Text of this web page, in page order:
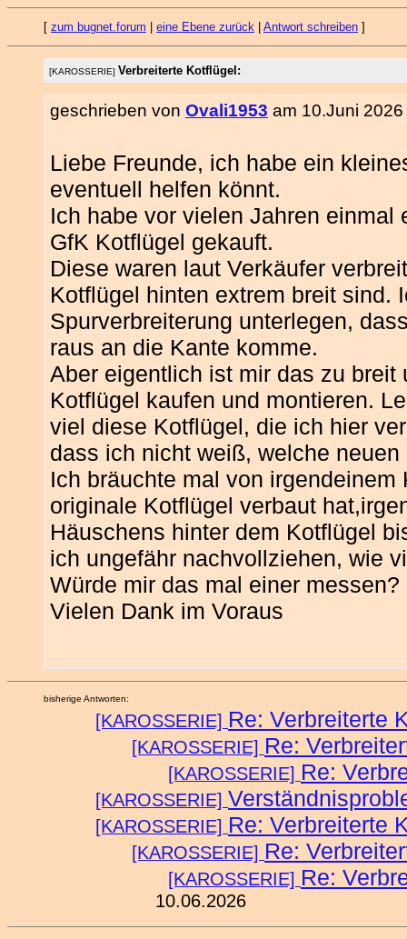
[ zum bugnet.forum eine Ebene zurück Antwort schreiben ]
[KAROSSERIE] Verbreiterte Kotflügel:
geschrieben von Ovali1953 am 10.Juni
Liebe Freunde, ich habe ein
eventuell helfen könnt.
Ich habe vor vielen Jahren einmal
GfK Kotflügel gekauft.
Diese waren laut Verkäufer
Kotflügel hinten extrem breit sind.
Spurverbreiterung unterlegen,
raus an die Kante komme.
Aber eigentlich ist mir das zu breit
Kotflügel kaufen und montieren.
viel diese Kotflügel, die ich hier
dass ich nicht weiß, welche
Ich bräuchte mal von
originale Kotflügel verbaut
Häuschens hinter dem Kotflügel
ich ungefähr nachvollziehen, wie
Würde mir das mal einer messen?
Vielen Dank im Voraus
bisherige Antworten:
[KAROSSERIE] Re: Verbreiterte
[KAROSSERIE] Re:
[KAROSSERIE] Re:
[KAROSSERIE]
[KAROSSERIE] Re: Verbreiterte
[KAROSSERIE] Re:
[KAROSSERIE] Re:
10.06.2026